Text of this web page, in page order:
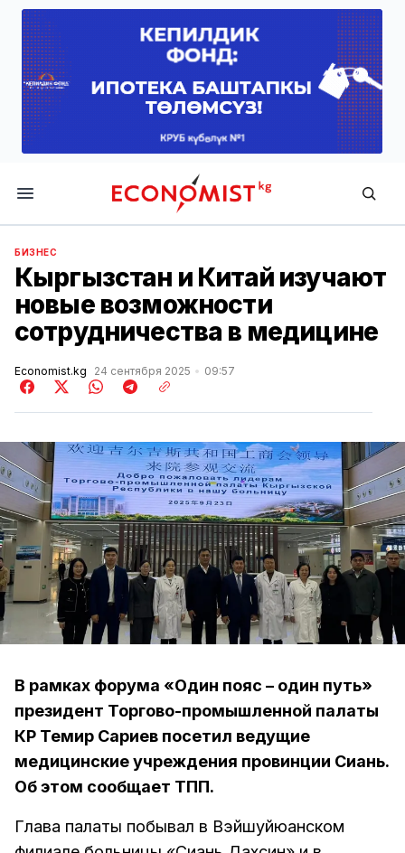
Economist.kg
БИЗНЕС
Кыргызстан и Китай изучают
новые возможности
сотрудничества в медицине
Economist.kg 24 сентября 2025 09:57
В рамках форума «Один пояс – один путь»
президент Торгово-промышленной палаты
КР Темир Сариев посетил ведущие
медицинские учреждения провинции Сиань.
Об этом сообщает ТПП.
Глава палаты побывал в Вэйшуйюанском